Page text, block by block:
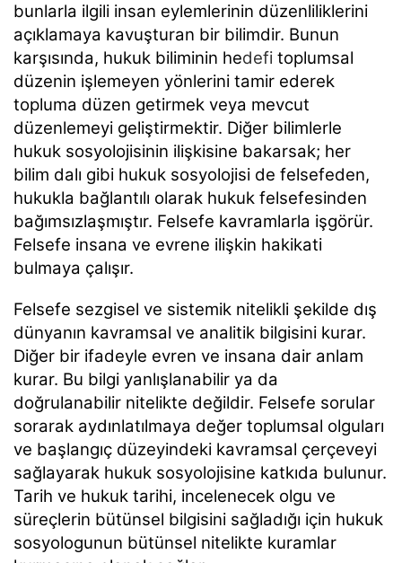
bunlarla ilgili insan eylemlerinin düzenliliklerini
açıklamaya kavuşturan bir bilimdir. Bunun
karşısında, hukuk biliminin hedefi toplumsal
düzenin işlemeyen yönlerini tamir ederek
topluma düzen getirmek veya mevcut
düzenlemeyi geliştirmektir. Diğer bilimlerle
hukuk sosyolojisinin ilişkisine bakarsak; her
bilim dalı gibi hukuk sosyolojisi de felsefeden,
hukukla bağlantılı olarak hukuk felsefesinden
bağımsızlaşmıştır. Felsefe kavramlarla işgörür.
Felsefe insana ve evrene ilişkin hakikati
bulmaya çalışır.
Felsefe sezgisel ve sistemik nitelikli şekilde dış
dünyanın kavramsal ve analitik bilgisini kurar.
Diğer bir ifadeyle evren ve insana dair anlam
kurar. Bu bilgi yanlışlanabilir ya da
doğrulanabilir nitelikte değildir. Felsefe sorular
sorarak aydınlatılmaya değer toplumsal olguları
ve başlangıç düzeyindeki kavramsal çerçeveyi
sağlayarak hukuk sosyolojisine katkıda bulunur.
Tarih ve hukuk tarihi, incelenecek olgu ve
süreçlerin bütünsel bilgisini sağladığı için hukuk
sosyologunun bütünsel nitelikte kuramlar